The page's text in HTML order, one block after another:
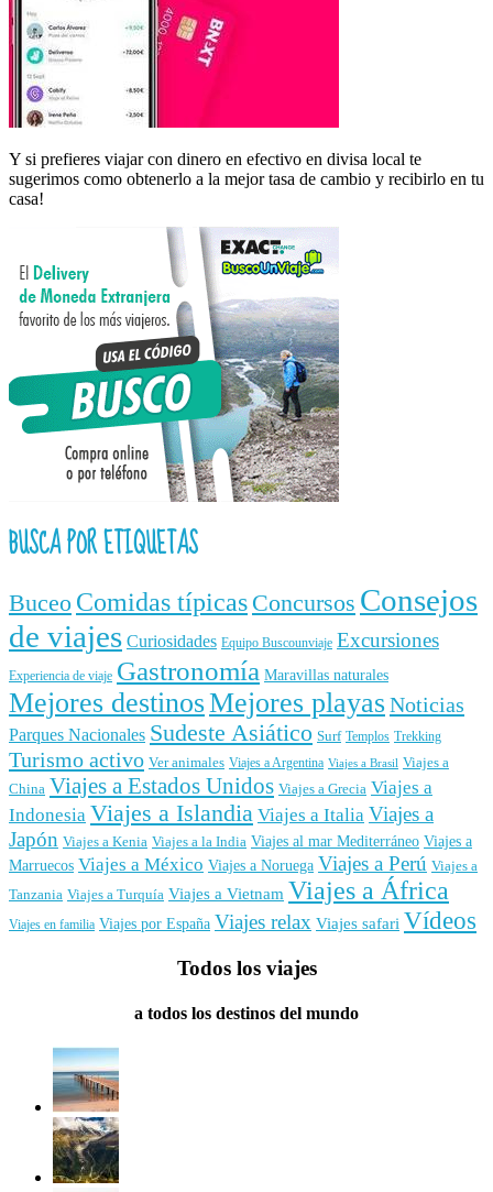
Y si prefieres viajar con dinero en efectivo en divisa local te
sugerimos como obtenerlo a la mejor tasa de cambio y recibirlo en tu
casa!
BUSCA POR ETIQUETAS
Buceo Comidas típicas Concursos Consejos
de viajes Curiosidades Equipo Buscounviaje Excursiones
Experiencia de viaje Gastronomía Maravillas naturales
Mejores destinosMejores playasNoticias
Parques Nacionales Sudeste Asiático Surf Templos Trekking
Turismo activo Ver animales Viajes a Argentina Viajes a Brasil Viajes a
China Viajes a Estados Unidos Viajes a Grecia Viajes a
Indonesia Viajes a Islandia Viajes a Italia Viajes a
Japón Viajes a Kenia Viajes a la India Viajes al mar Mediterráneo Viajes a
Marruecos Viajes a México Viajes a Noruega Viajes a Perú Viajes a
Tanzania Viajes a Turquía Viajes a Vietnam Viajes a África
Viajes en familia Viajes por España Viajes relax Viajes safari Vídeos
Todos los viajes
a todos los destinos del mundo